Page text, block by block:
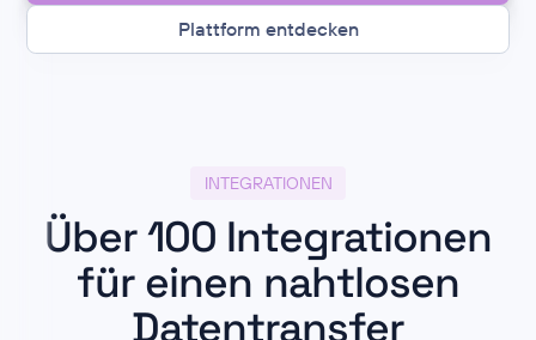
Plattform entdecken
INTEGRATIONEN
Über 100 Integrationen
für einen nahtlosen
Datentransfer